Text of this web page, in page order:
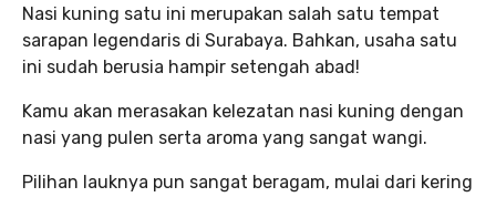
Nasi kuning satu ini merupakan salah satu tempat
sarapan legendaris di Surabaya. Bahkan, usaha satu
ini sudah berusia hampir setengah abad!
Kamu akan merasakan kelezatan nasi kuning dengan
nasi yang pulen serta aroma yang sangat wangi.
Pilihan lauknya pun sangat beragam, mulai dari kering